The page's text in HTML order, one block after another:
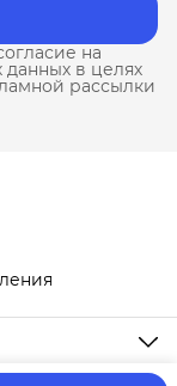
на
данных в целях
рассылки